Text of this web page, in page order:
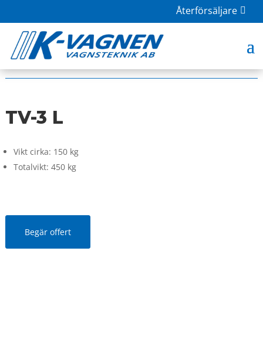
Återförsäljare
HOME | BUTIK|BEVATTNING| TV-3 L
TV-3 L
Vikt cirka: 150 kg
Totalvikt: 450 kg
Begär offert